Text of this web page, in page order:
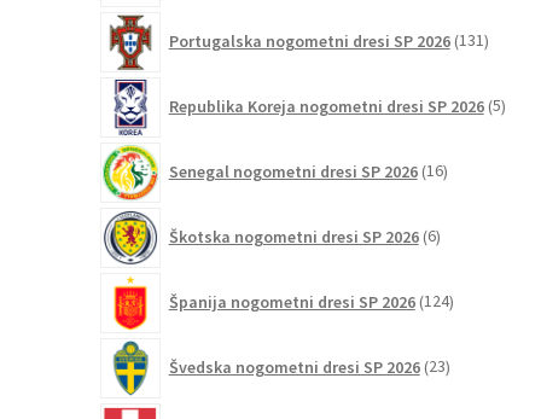
Portugalska nogometni dresi SP 2026 131
Republika Koreja nogometni dresi SP 2026 5
Senegal nogometni dresi SP 2026 16izdelkov
Škotska nogometni dresi SP 2026 6izdelkov
Španija nogometni dresi SP 2026 124izdelkov
Švedska nogometni dresi SP 2026 23izdelkov